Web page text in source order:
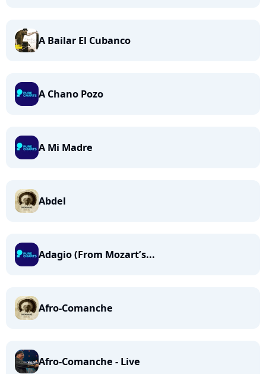
A Bailar El Cubanco
A Chano Pozo
A Mi Madre
Abdel
Adagio (From Mozart’s...
Afro-Comanche
Afro-Comanche - Live